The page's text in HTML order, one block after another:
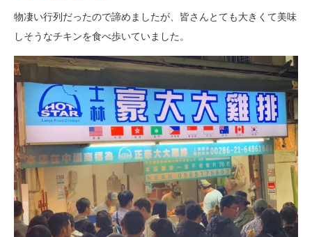
物凄い行列だったので諦めましたが、皆さんとても大きくて美味
しそうなチキンを食べ歩いていました。